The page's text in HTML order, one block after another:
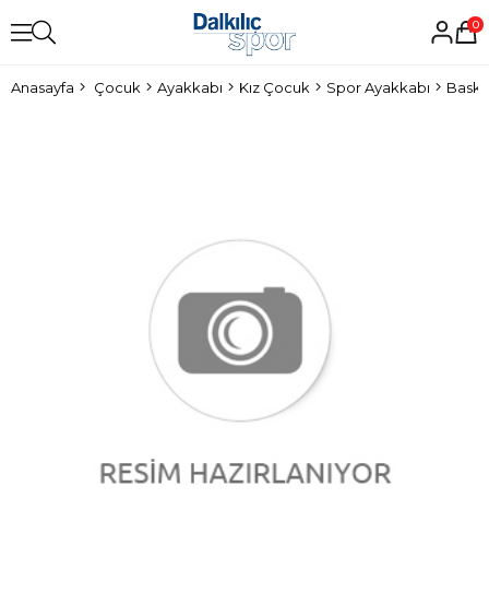
0
Anasayfa Çocuk Ayakkabı Kız Çocuk Spor Ayakkabı